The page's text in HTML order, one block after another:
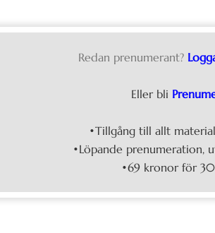
Redan prenumerant?
Eller bli
•Tillgång till allt
•Löpande prenumeration,
•69 kronor för